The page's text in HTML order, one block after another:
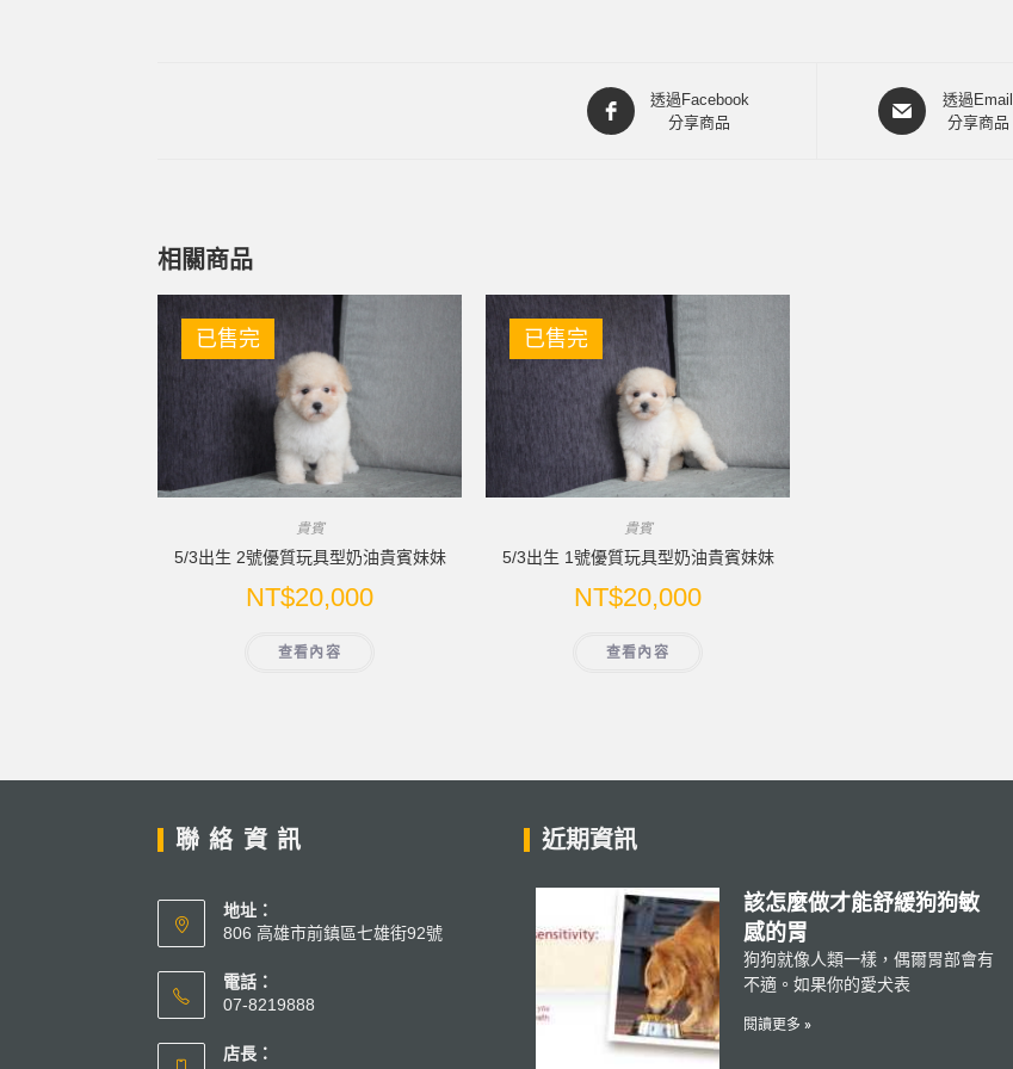
透過Facebook
分享商品
透過Email
分享商品
相關商品
已售完
貴賓
5/3出生 2號優質玩具型奶油貴賓妹妹
NT$20,000
查看內容
已售完
貴賓
5/3出生 1號優質玩具型奶油貴賓妹妹
NT$20,000
查看內容
聯絡資訊
地址：
806 高雄市前鎮區七雄街92號
電話：
07-8219888
店長：
近期資訊
該怎麼做才能舒緩狗狗敏
感的胃
狗狗就像人類一樣，偶爾胃部會有
不適。如果你的愛犬表
閱讀更多 »